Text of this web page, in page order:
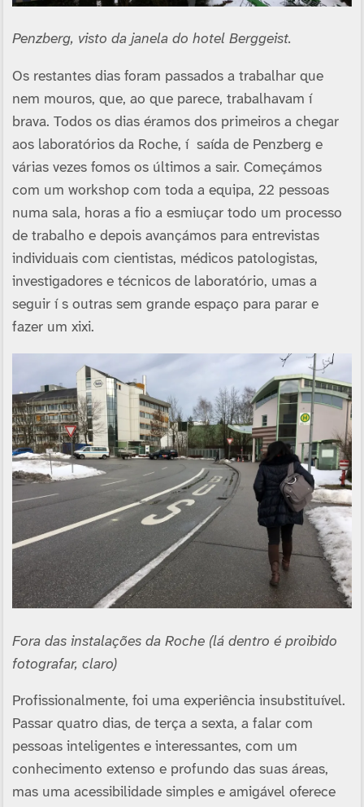
Penzberg, visto da janela do hotel Berggeist.
Os restantes dias foram passados a trabalhar que
nem mouros, que, ao que parece, trabalhavam í
brava. Todos os dias éramos dos primeiros a chegar
aos laboratórios da Roche, í saí­da de Penzberg e
várias vezes fomos os últimos a sair. Começámos
com um workshop com toda a equipa, 22 pessoas
numa sala, horas a fio a esmiuçar todo um processo
de trabalho e depois avançámos para entrevistas
individuais com cientistas, médicos patologistas,
investigadores e técnicos de laboratório, umas a
seguir í s outras sem grande espaço para parar e
fazer um xixi.
Fora das instalações da Roche (lá dentro é proibido
fotografar, claro)
Profissionalmente, foi uma experiência insubstituí­vel.
Passar quatro dias, de terça a sexta, a falar com
pessoas inteligentes e interessantes, com um
conhecimento extenso e profundo das suas áreas,
mas uma acessibilidade simples e amigável oferece